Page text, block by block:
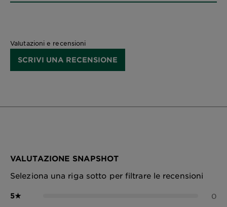
Valutazioni e recensioni
SCRIVI UNA RECENSIONE
VALUTAZIONE SNAPSHOT
Seleziona una riga sotto per filtrare le recensioni
5★ 0